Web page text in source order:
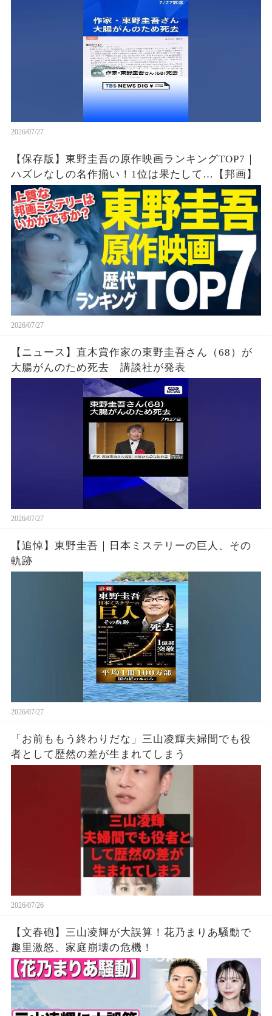
2026/07/27
【保存版】東野圭吾の原作映画ランキングTOP7｜
ハズレなしの名作揃い！1位は果たして…【邦画】
2026/07/27
【ニュース】直木賞作家の東野圭吾さん（68）が
大腸がんのため死去 講談社が発表
2026/07/27
【追悼】東野圭吾｜日本ミステリーの巨人、その
軌跡
2026/07/27
「お前ももう終わりだな」三山凌輝夫婦間でも役
者として歴然の差が生まれてしまう
2026/07/26
【文春砲】三山凌輝が大誤算！花乃まりあ騒動で
趣里激怒、家庭崩壊の危機！